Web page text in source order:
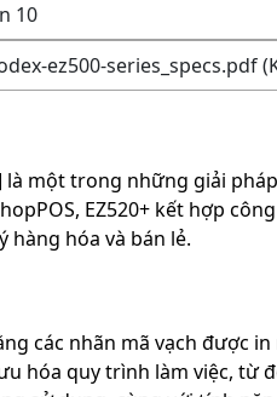
10
ez500-series_specs.pdf
là một trong những giải
EZ520+ kết hợp
hàng hóa và bán lẻ.
các nhãn mã vạch được
hóa quy trình làm việc, từ